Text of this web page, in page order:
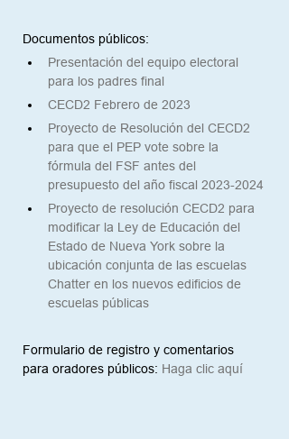
Documentos públicos:
Presentación del equipo electoral
para los padres final
CECD2 Febrero de 2023
Proyecto de Resolución del CECD2
para que el PEP vote sobre la
fórmula del FSF antes del
presupuesto del año fiscal 2023-2024
Proyecto de resolución CECD2 para
modificar la Ley de Educación del
Estado de Nueva York sobre la
ubicación conjunta de las escuelas
Chatter en los nuevos edificios de
escuelas públicas
Formulario de registro y comentarios
para oradores públicos: Haga clic aquí